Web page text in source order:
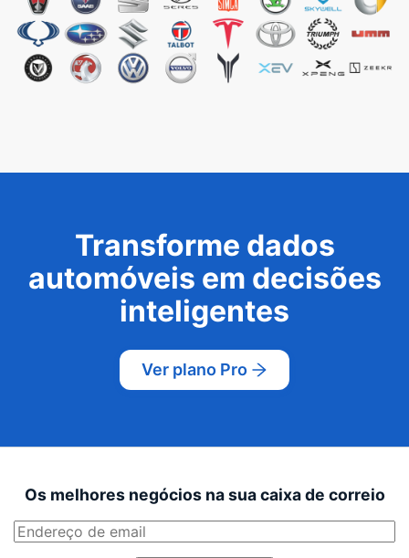
Transforme dados
automóveis em decisões
inteligentes
Ver plano Pro
Os melhores negócios na sua caixa de correio